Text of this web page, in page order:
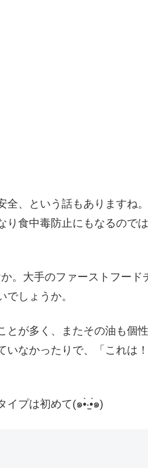
、という話もありますね
食中毒防止にもなるので
。大手のファーストフード
しょうか。
とが多く、またその油も個
いなかったりで、「これは
プは初めて(๑•̀‧̫•́๑)